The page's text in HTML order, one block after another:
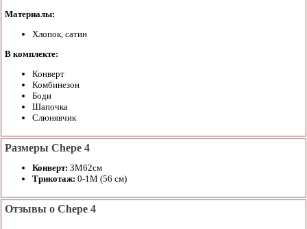
Материалы:
Хлопок, сатин
В комплекте:
Конверт
Комбинезон
Боди
Шапочка
Слюнявчик
Размеры Chepe 4
Конверт: 3М62см
Трикотаж: 0-1М (56 см)
Отзывы о Chepe 4